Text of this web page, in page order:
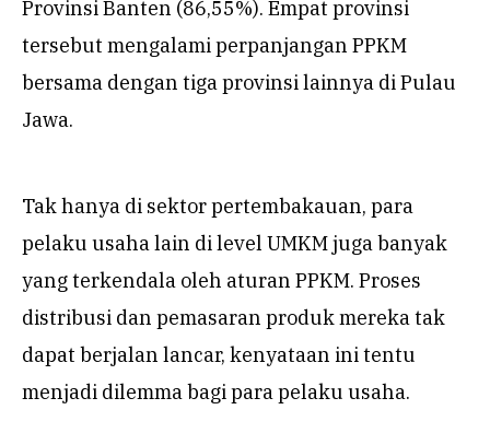
Provinsi Banten (86,55%). Empat provinsi
tersebut mengalami perpanjangan PPKM
bersama dengan tiga provinsi lainnya di Pulau
Jawa.
Tak hanya di sektor pertembakauan, para
pelaku usaha lain di level UMKM juga banyak
yang terkendala oleh aturan PPKM. Proses
distribusi dan pemasaran produk mereka tak
dapat berjalan lancar, kenyataan ini tentu
menjadi dilemma bagi para pelaku usaha.